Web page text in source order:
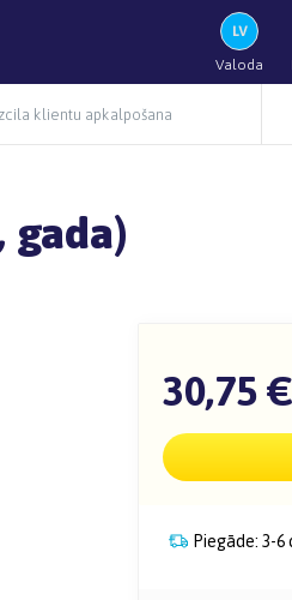
Valoda
klientu apkalpošana
gada)
30,75 €
Piegāde: 3-6